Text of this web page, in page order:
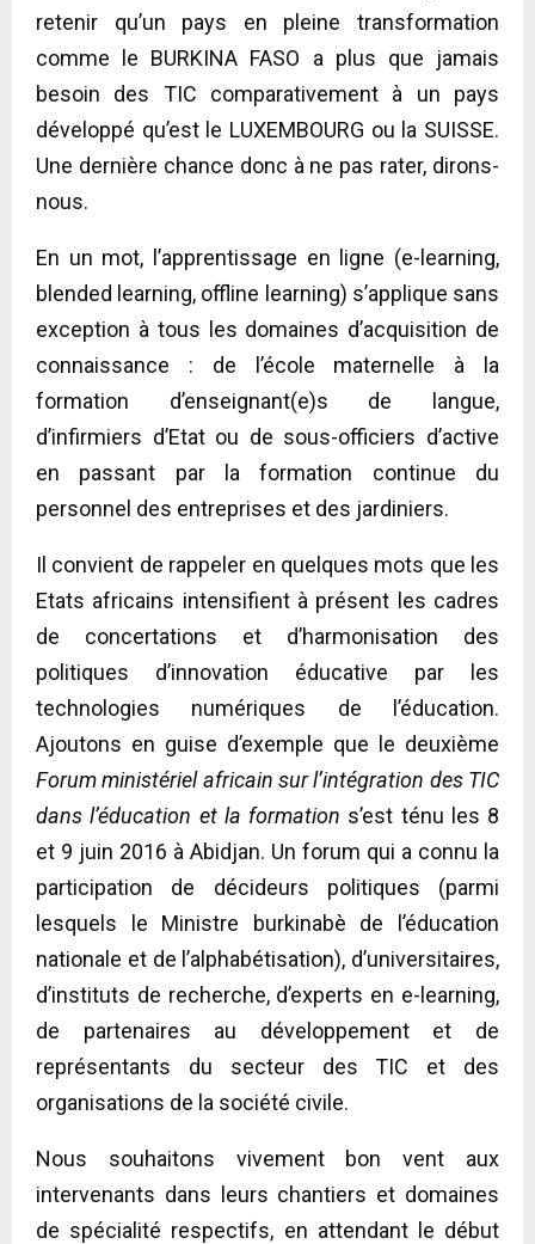
retenir qu’un pays en pleine transformation
comme le BURKINA FASO a plus que jamais
besoin des TIC comparativement à un pays
développé qu’est le LUXEMBOURG ou la SUISSE.
Une dernière chance donc à ne pas rater, dirons-
nous.
En un mot, l’apprentissage en ligne (e-learning,
blended learning, offline learning) s’applique sans
exception à tous les domaines d’acquisition de
connaissance : de l’école maternelle à la
formation d’enseignant(e)s de langue,
d’infirmiers d’Etat ou de sous-officiers d’active
en passant par la formation continue du
personnel des entreprises et des jardiniers.
Il convient de rappeler en quelques mots que les
Etats africains intensifient à présent les cadres
de concertations et d’harmonisation des
politiques d’innovation éducative par les
technologies numériques de l’éducation.
Ajoutons en guise d’exemple que le deuxième
Forum ministériel africain sur l’intégration des TIC
dans l’éducation et la formation s’est ténu les 8
et 9 juin 2016 à Abidjan. Un forum qui a connu la
participation de décideurs politiques (parmi
lesquels le Ministre burkinabè de l’éducation
nationale et de l’alphabétisation), d’universitaires,
d’instituts de recherche, d’experts en e-learning,
de partenaires au développement et de
représentants du secteur des TIC et des
organisations de la société civile.
Nous souhaitons vivement bon vent aux
intervenants dans leurs chantiers et domaines
de spécialité respectifs, en attendant le début